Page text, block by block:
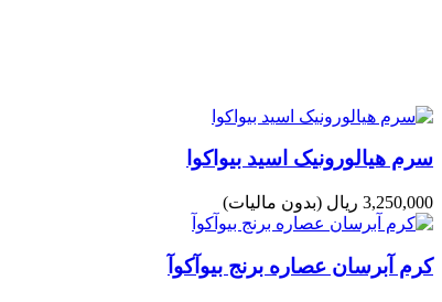
سرم هیالورونیک اسید بیواکوا
3,250,000 ریال (بدون مالیات)
کرم آبرسان عصاره برنج بیوآکوآ